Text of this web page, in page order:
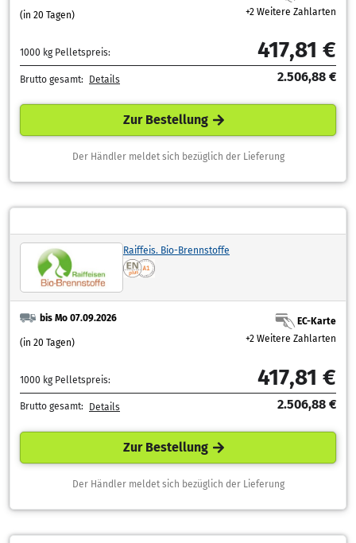
(in 20 Tagen)
+2 Weitere Zahlarten
1000 kg Pelletspreis: 417,81 €
Brutto gesamt: Details 2.506,88 €
Zur Bestellung
Der Händler meldet sich bezüglich der Lieferung
Raiffeis. Bio-Brennstoffe
bis Mo 07.09.2026
(in 20 Tagen)
EC-Karte
+2 Weitere Zahlarten
1000 kg Pelletspreis: 417,81 €
Brutto gesamt: Details 2.506,88 €
Zur Bestellung
Der Händler meldet sich bezüglich der Lieferung